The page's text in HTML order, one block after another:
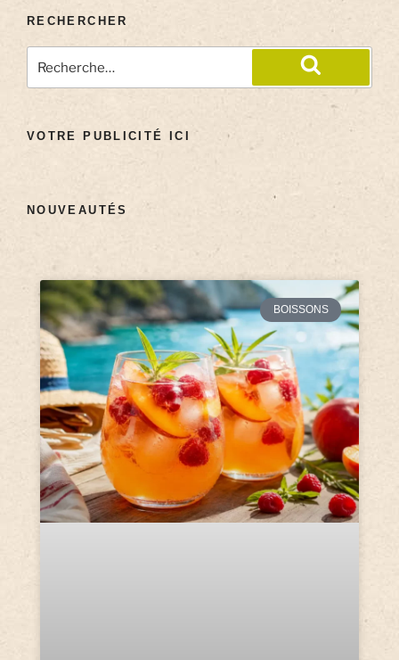
RECHERCHER
VOTRE PUBLICITÉ ICI
NOUVEAUTÉS
BOISSONS